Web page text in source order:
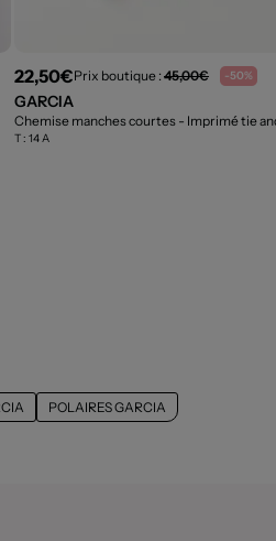
22,50€Prix boutique :45,00€ -50%
GARCIA
T :14 A
POLAIRES GARCIA